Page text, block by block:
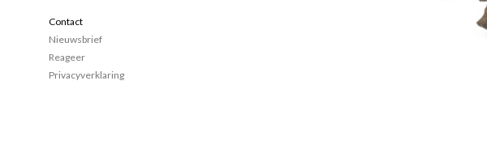
Contact
Nieuwsbrief
Reageer
Privacyverklaring